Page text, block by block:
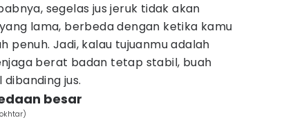
segelas jus jeruk tidak akan
lama, berbeda dengan ketika kamu
penuh. Jadi, kalau tujuanmu adalah
berat badan tetap stabil, buah
jus.
besar